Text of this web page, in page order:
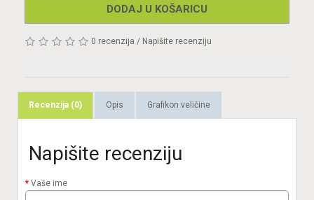
DODAJ U KOŠARICU
0 recenzija / Napišite recenziju
Recenzija (0) Opis Grafikon veličine
Napišite recenziju
Vaše ime